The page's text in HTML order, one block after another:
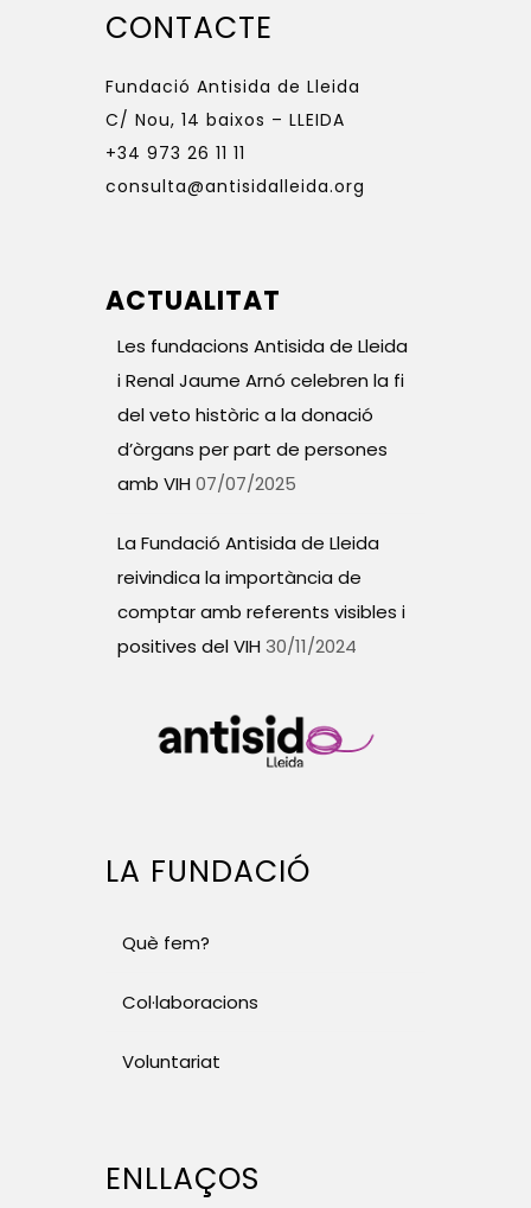
CONTACTE
Fundació Antisida de Lleida
C/ Nou, 14 baixos – LLEIDA
+34 973 26 11 11
consulta@antisidalleida.org
ACTUALITAT
Les fundacions Antisida de Lleida
i Renal Jaume Arnó celebren la fi
del veto històric a la donació
d’òrgans per part de persones
amb VIH 07/07/2025
La Fundació Antisida de Lleida
reivindica la importància de
comptar amb referents visibles i
positives del VIH 30/11/2024
LA FUNDACIÓ
Què fem?
Col·laboracions
Voluntariat
ENLLAÇOS